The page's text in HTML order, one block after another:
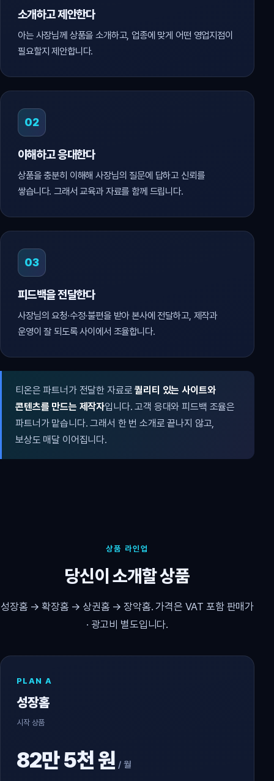
소개하고 제안한다
아는 사장님께 상품을 소개하고, 업종에 맞게 어떤 영업지점이
필요할지 제안합니다.
02
이해하고 응대한다
상품을 충분히 이해해 사장님의 질문에 답하고 신뢰를
쌓습니다. 그래서 교육과 자료를 함께 드립니다.
03
피드백을 전달한다
사장님의 요청·수정·불편을 받아 본사에 전달하고, 제작과
운영이 잘 되도록 사이에서 조율합니다.
티온은 파트너가 전달한 자료로퀄리티 있는 사이트와
콘텐츠를 만드는 제작자입니다. 고객 응대와 피드백 조율은
파트너가 맡습니다. 그래서 한 번 소개로 끝나지 않고,
보상도 매달 이어집니다.
상품 라인업
당신이 소개할 상품
성장홈 → 확장홈 → 상권홈 → 장악홈. 가격은 VAT 포함 판매가
· 광고비 별도입니다.
PLAN A
성장홈
시작 상품
82만 5천 원 / 월